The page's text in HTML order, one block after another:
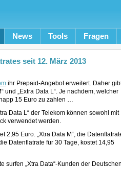
News Tools Fragen
seit 12. März 2013
ihr Prepaid-Angebot erweitert. Daher
und „Extra Data L“. Je nachdem, welcher
15 Euro zu zahlen …
Data L“ der Telekom können sowohl mit
verwendet werden.
2,95 Euro. „Xtra Data M“, die
Datenflatrate für 30 Tage, kostet 14,95
surfen „Xtra Data“-Kunden der Deutschen